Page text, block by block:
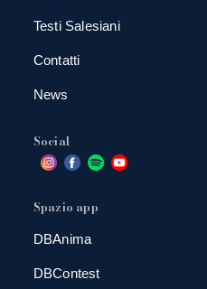
Testi Salesiani
Contatti
News
Social
Spazio app
DBAnima
DBContest